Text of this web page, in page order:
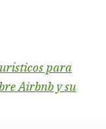
para
Airbnb y su